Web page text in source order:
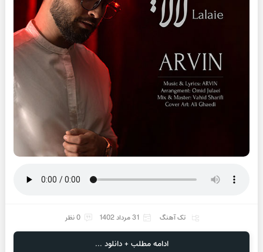
تک آهنگ 31 مرداد 1402 0 نظر
ادامه مطلب + دانلود ...